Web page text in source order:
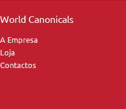
World Canonicals
A Empresa
Loja
Contactos